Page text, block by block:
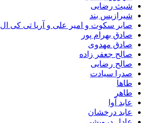
شیث رضایی
شیرازیس بند
صابر سکوت و امیر علی و آریا تی کی ال
صادق بهرام پور
صادق مهدوی
صالح جعفر زاده
صالح رضایی
صدرا سیادت
طاها
طاهر
عابد آوا
عابد درخشان